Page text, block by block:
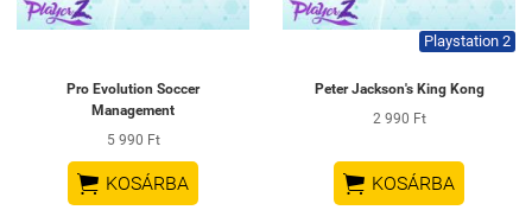
Pro Evolution Soccer
Management
5 990 Ft
 KOSÁRBA
Playstation 2
Peter Jackson's King Kong
2 990 Ft
 KOSÁRBA